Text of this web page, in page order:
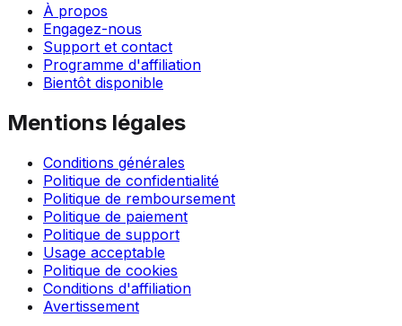
À propos
Engagez-nous
Support et contact
Programme d'affiliation
Bientôt disponible
Mentions légales
Conditions générales
Politique de confidentialité
Politique de remboursement
Politique de paiement
Politique de support
Usage acceptable
Politique de cookies
Conditions d'affiliation
Avertissement